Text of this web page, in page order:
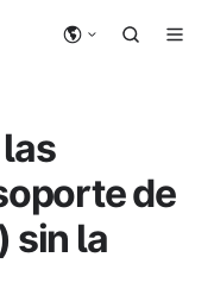
de
sin la